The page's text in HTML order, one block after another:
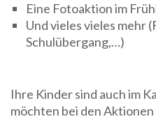
Eine Fotoaktion im
Und vieles vieles mehr
Schulübergang,…)
Ihre Kinder sind auch im
möchten bei den